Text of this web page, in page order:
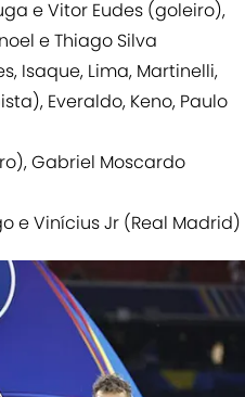
e Vitor Eudes (goleiro),
e Thiago Silva
Isaque, Lima, Martinelli,
Everaldo, Keno, Paulo
Gabriel Moscardo
e Vinícius Jr (Real Madrid)